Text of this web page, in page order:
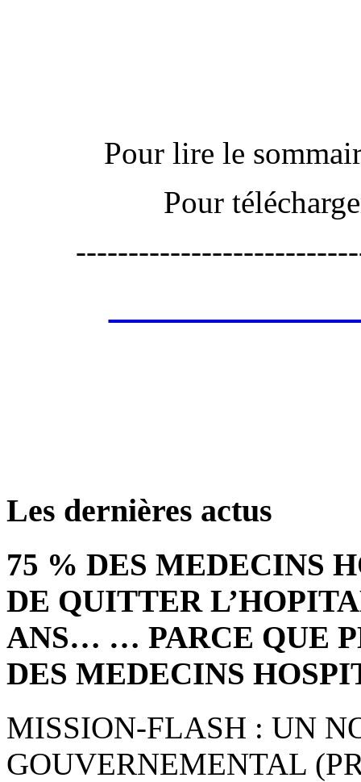
Pour lire le
Pour
Les dernières actus
75 % DES MEDECINS
DE QUITTER
ANS… … PARCE QUE
DES MEDECINS
MISSION-FLASH : UN
GOUVERNEMENTAL